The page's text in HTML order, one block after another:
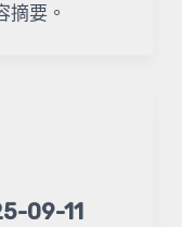
摘要。
09-11